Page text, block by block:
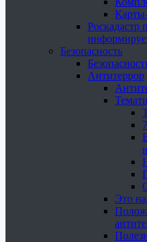
Роскадастр
Безопасность
Антитеррор
Это